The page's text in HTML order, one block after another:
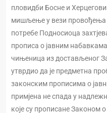
пловидби Босне и
мишљење у вези провођења
потребе Подносиоца
прописа о јавним
чињеница из достављеног
утврдио да је предметна
законским прописима о
примјена не спада у
које су прописане Законом